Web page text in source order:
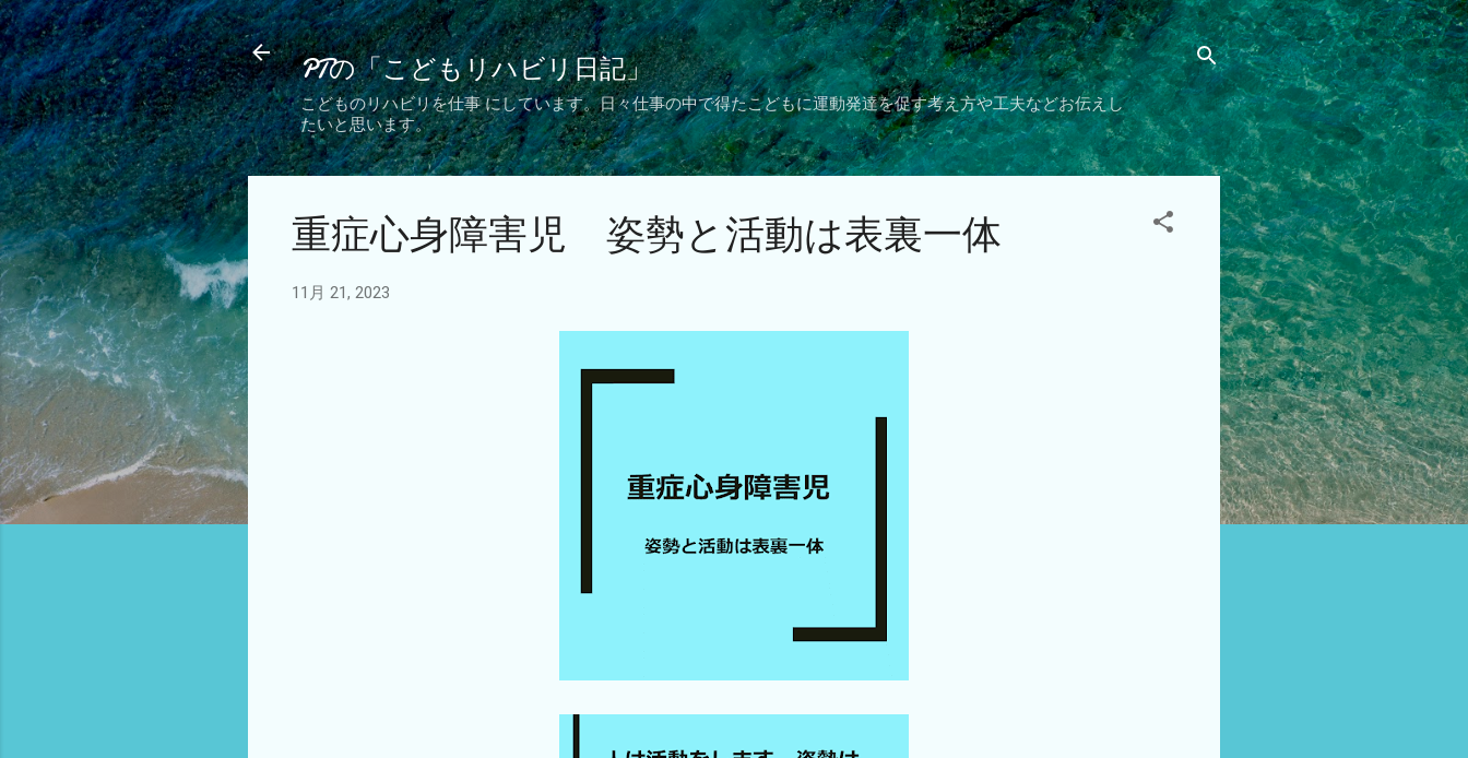
スキップしてメイン コンテンツに移動
PTの「こどもリハビリ日記」
こどものリハビリを仕事 にしています。日々仕事の中で得たこどもに運動発達を促す考え方や工夫などお伝えし
たいと思います。
重症心身障害児 姿勢と活動は表裏一体
11月 21, 2023